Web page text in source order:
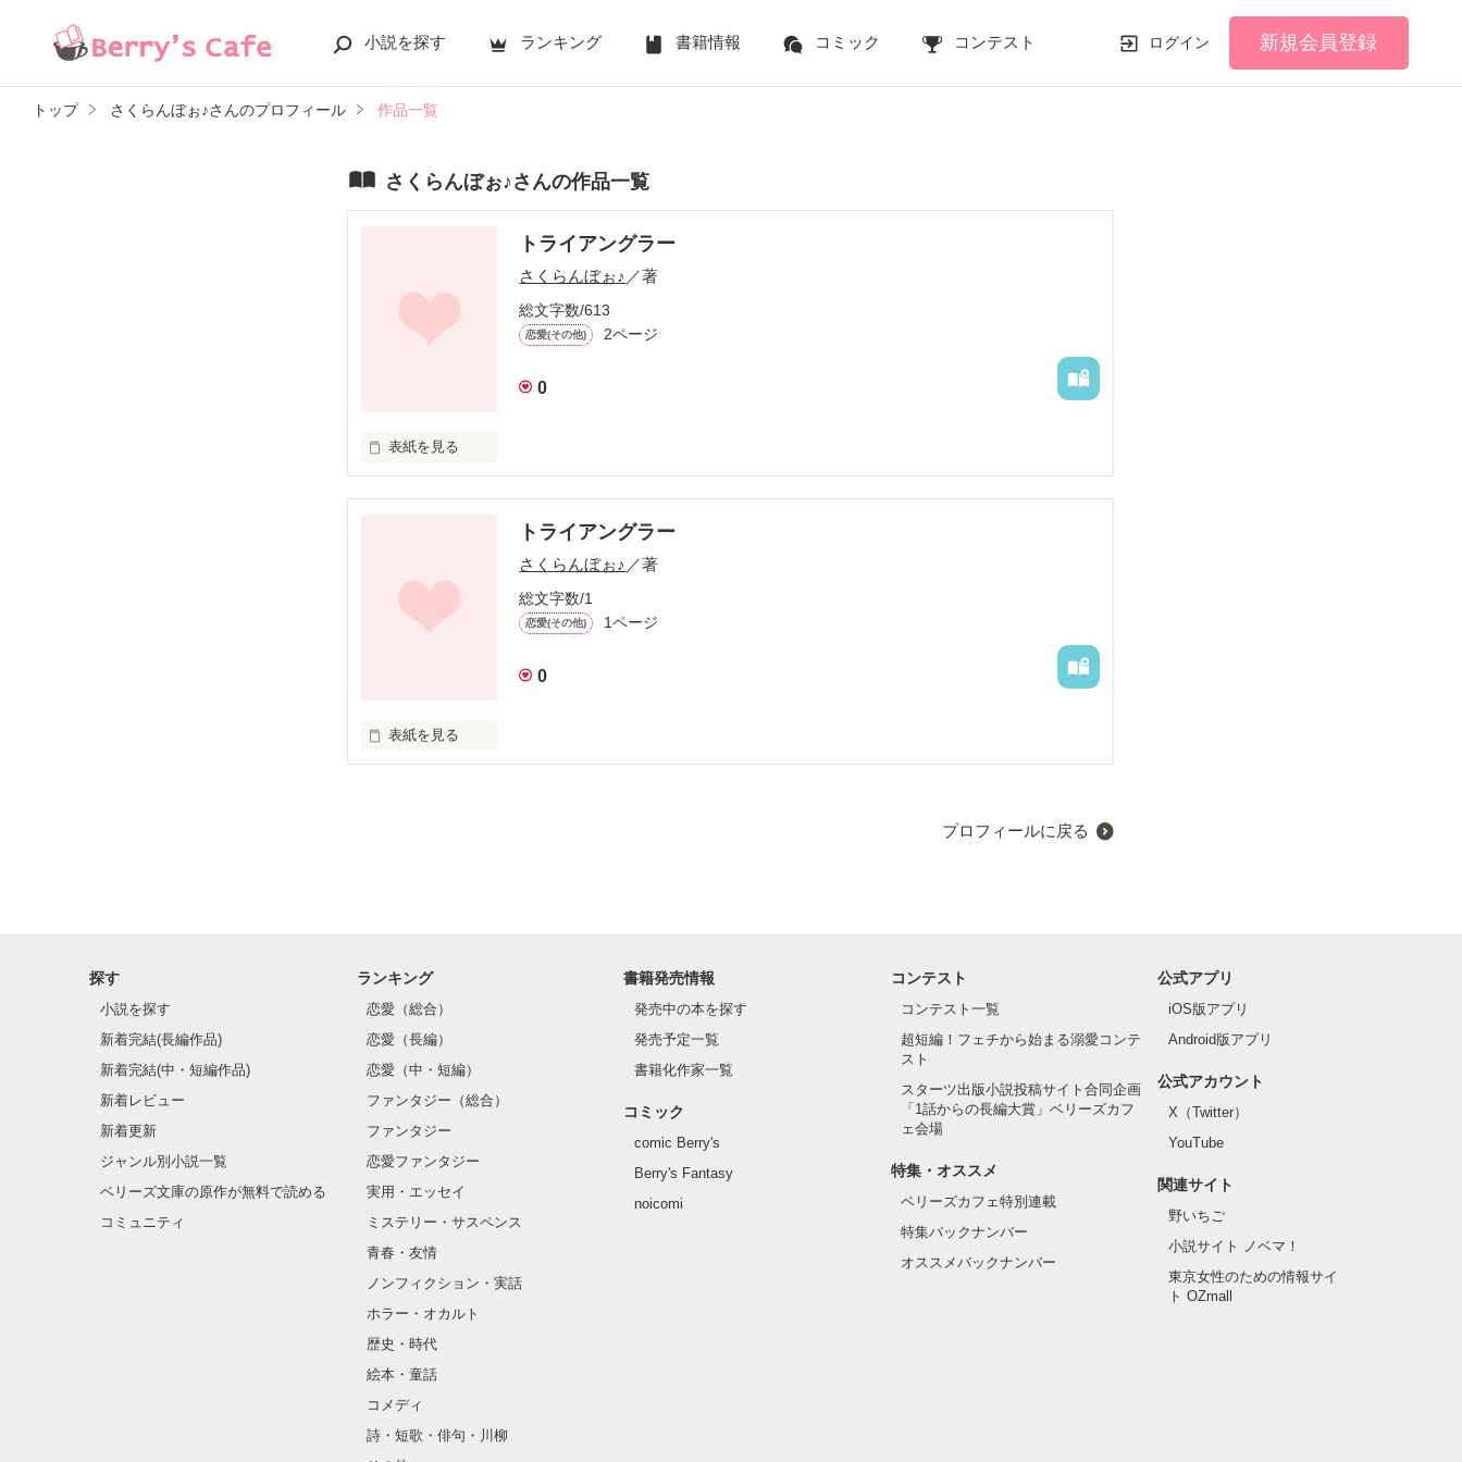
小説を探す ランキング 書籍情報 コミック コンテスト ログイン 新規会員登録
トップ さくらんぼぉ♪さんのプロフィール 作品一覧
さくらんぼぉ♪さんの作品一覧
トライアングラー
さくらんぼぉ♪ ／著
総文字数/613
恋愛(その他) 2ページ
0
表紙を見る
私たち親友だよね
だけどこの世からいなくなってほしい
なんて時々思っちゃうんだよね･･･
トライアングラー
さくらんぼぉ♪ ／著
総文字数/1
恋愛(その他) 1ページ
0
表紙を見る
プロフィールに戻る
探す
小説を探す
新着完結(長編作品)
新着完結(中・短編作品)
新着レビュー
新着更新
ジャンル別小説一覧
ベリーズ文庫の原作が無料で読める
コミュニティ
ランキング
恋愛（総合）
恋愛（長編）
恋愛（中・短編）
ファンタジー（総合）
ファンタジー
恋愛ファンタジー
実用・エッセイ
ミステリー・サスペンス
青春・友情
ノンフィクション・実話
ホラー・オカルト
歴史・時代
絵本・童話
コメディ
詩・短歌・俳句・川柳
書籍発売情報
発売中の本を探す
発売予定一覧
書籍化作家一覧
コミック
comic Berry's
Berry's Fantasy
noicomi
コンテスト
コンテスト一覧
超短編！フェチから始まる溺愛コンテ
スト
スターツ出版小説投稿サイト合同企画
「1話からの長編大賞」ベリーズカフ
ェ会場
特集・オススメ
ベリーズカフェ特別連載
特集バックナンバー
オススメバックナンバー
公式アプリ
iOS版アプリ
Android版アプリ
公式アカウント
X（Twitter）
YouTube
関連サイト
野いちご
小説サイト ノベマ！
東京女性のための情報サイ
ト OZmall